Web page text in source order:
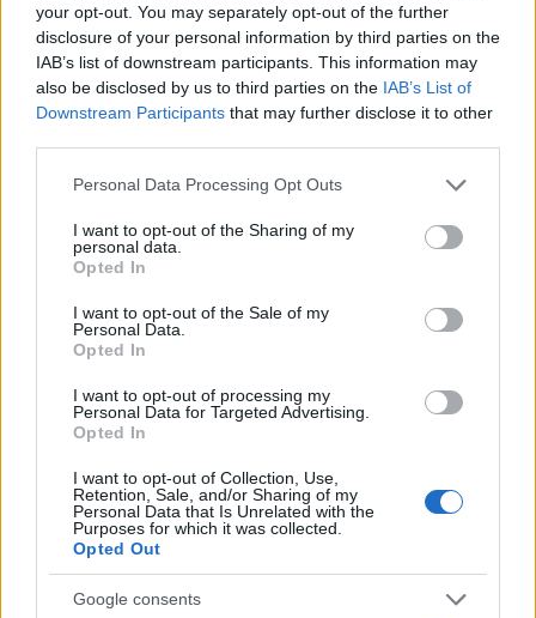
your opt-out. You may separately opt-out of the further
disclosure of your personal information by third parties on the
IAB’s list of downstream participants. This information may
also be disclosed by us to third parties on the IAB’s List of
Downstream Participants that may further disclose it to other
Please note that this website/app uses one or more Google
not limited to your visit or usage behaviour. You may click to
grant or deny consent to Google and its third-party tags to
use your data for below specified purposes in below Google
consent section.
Personal Data Processing Opt Outs
I want to opt-out of the Sharing of my
personal data.
Opted In
I want to opt-out of the Sale of my
Personal Data.
Opted In
I want to opt-out of processing my
Personal Data for Targeted Advertising.
Opted In
I want to opt-out of Collection, Use,
Retention, Sale, and/or Sharing of my
Personal Data that Is Unrelated with the
Purposes for which it was collected.
Opted Out
Google consents
Inviaci le tue segnalazioni,
i tuoi video e le tue foto
Su WhatsApp al numero +39
345 356 7512
Notizie in tempo reale?
daGoogle News
Condividi l'articolo